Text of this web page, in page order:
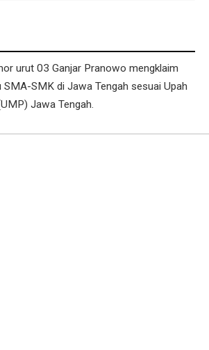
urut 03 Ganjar Pranowo mengklaim
SMA-SMK di Jawa Tengah sesuai Upah
Jawa Tengah.